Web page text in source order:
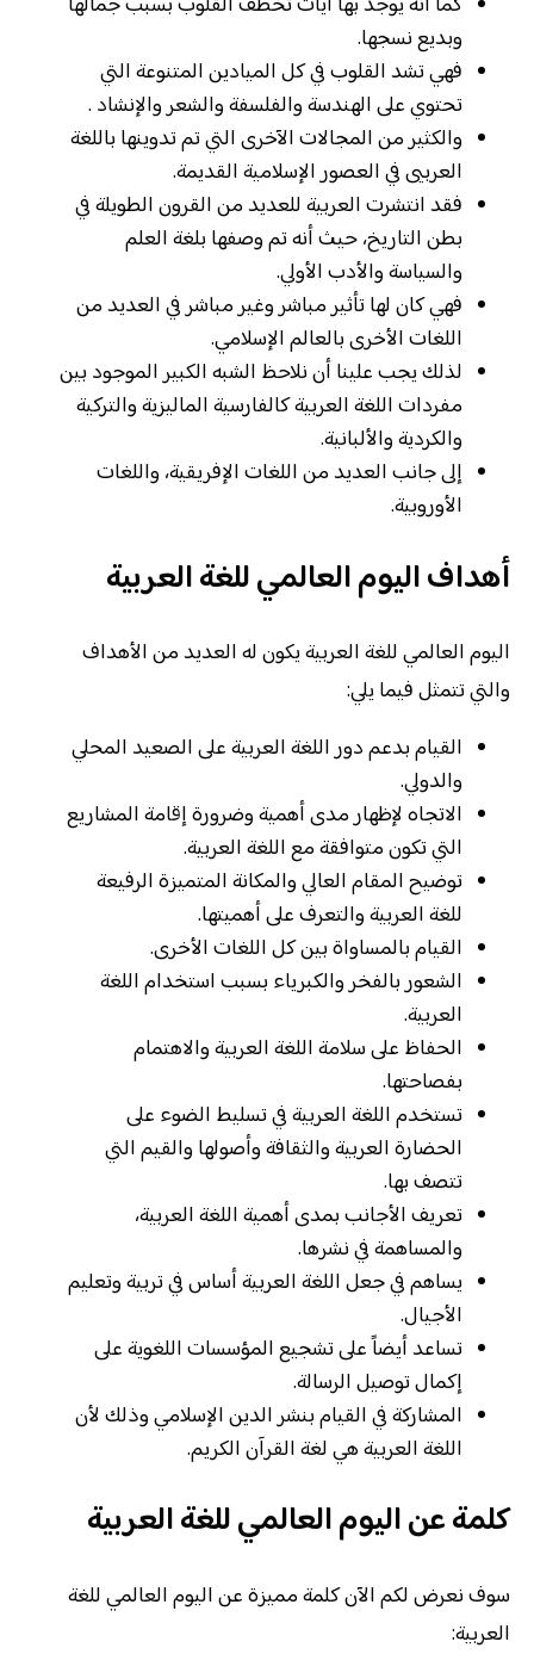
وبديع نسجها.
فهي تشد القلوب في كل الميادين المتنوعة التي
تحتوي على الهندسة والفلسفة والشعر والإنشاد .
والكثير من المجالات الآخرى التي تم تدوينها باللغة
العربيى في العصور الإسلامية القديمة.
فقد انتشرت العربية للعديد من القرون الطويلة في
بطن التاريخ، حيث أنه تم وصفها بلغة العلم
والسياسة والأدب الأولي.
فهي كان لها تأثير مباشر وغير مباشر في العديد من
اللغات الأخرى بالعالم الإسلامي.
لذلك يجب علينا أن نلاحظ الشبه الكبير الموجود بين
مفردات اللغة العربية كالفارسية الماليزية والتركية
والكردية والألبانية.
إلى جانب العديد من اللغات الإفريقية، واللغات
الأوروبية.
أهداف اليوم العالمي للغة العربية
اليوم العالمي للغة العربية يكون له العديد من الأهداف
والتي تتمثل فيما يلي:
القيام بدعم دور اللغة العربية على الصعيد المحلي
والدولي.
الاتجاه لإظهار مدى أهمية وضرورة إقامة المشاريع
التي تكون متوافقة مع اللغة العربية.
توضيح المقام العالي والمكانة المتميزة الرفيعة
للغة العربية والتعرف على أهميتها.
القيام بالمساواة بين كل اللغات الأخرى.
الشعور بالفخر والكبرياء بسبب استخدام اللغة
العربية.
الحفاظ على سلامة اللغة العربية والاهتمام
بفصاحتها.
تستخدم اللغة العربية في تسليط الضوء على
الحضارة العربية والثقافة وأصولها والقيم التي
تتصف بها.
تعريف الأجانب بمدى أهمية اللغة العربية،
والمساهمة في نشرها.
يساهم في جعل اللغة العربية أساس في تربية وتعليم
الأجيال.
تساعد أيضاً على تشجيع المؤسسات اللغوية على
إكمال توصيل الرسالة.
المشاركة في القيام بنشر الدين الإسلامي وذلك لأن
اللغة العربية هي لغة القرآن الكريم.
كلمة عن اليوم العالمي للغة العربية
سوف نعرض لكم الآن كلمة مميزة عن اليوم العالمي للغة
العربية: